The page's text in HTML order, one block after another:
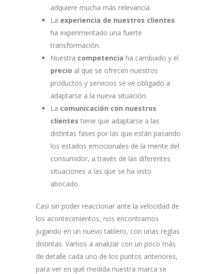
adquiere mucha más relevancia.
La experiencia de nuestros clientes
ha experimentado una fuerte
transformación.
Nuestra competencia ha cambiado y el
precio al que se ofrecen nuestros
productos y servicios se ve obligado a
adaptarse a la nueva situación.
La comunicación con nuestros
clientes tiene que adaptarse a las
distintas fases por las que están pasando
los estados emocionales de la mente del
consumidor, a través de las diferentes
situaciones a las que se ha visto
abocado.
Casi sin poder reaccionar ante la velocidad de
los acontecimientos, nos encontramos
jugando en un nuevo tablero, con unas reglas
distintas. Vamos a analizar con un poco más
de detalle cada uno de los puntos anteriores,
para ver en qué medida nuestra marca se